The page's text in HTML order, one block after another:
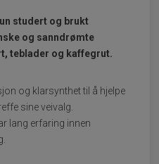
studert og brukt
og sanndrømte
teblader og kaffegrut.
og klarsynthet til å hjelpe
sine veivalg.
lang erfaring innen